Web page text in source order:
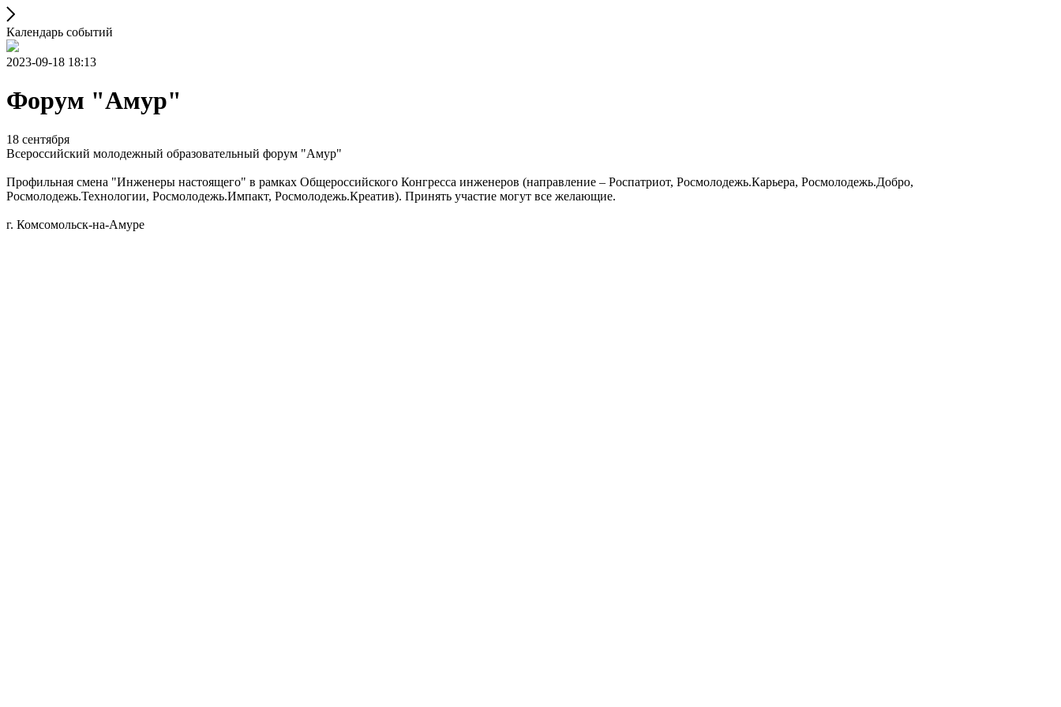
Календарь событий
2023-09-18 18:13
Форум "Амур"
18 сентября
Всероссийский молодежный образовательный форум "Амур"
Профильная смена "Инженеры настоящего" в рамках Общероссийского Конгресса инженеров (направление – Роспатриот, Росмолодежь.Карьера, Росмолодежь.Добро,
Росмолодежь.Технологии, Росмолодежь.Импакт, Росмолодежь.Креатив). Принять участие могут все желающие.
г. Комсомольск-на-Амуре